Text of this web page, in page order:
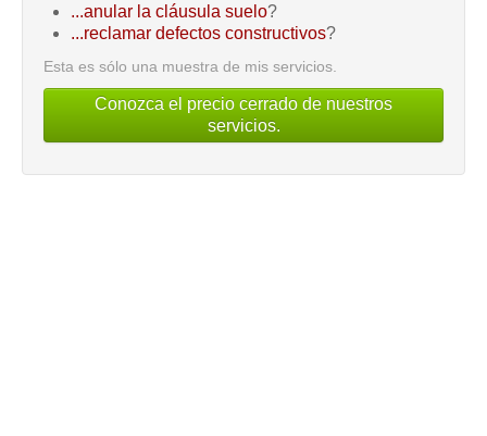
...anular la cláusula suelo?
...reclamar defectos constructivos?
Esta es sólo una muestra de mis servicios.
Conozca el precio cerrado de nuestros
servicios.